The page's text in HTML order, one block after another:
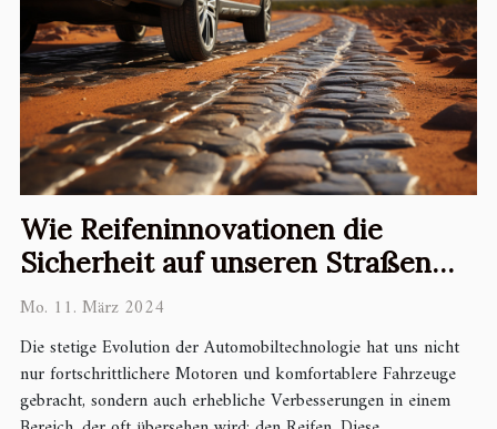
Wie Reifeninnovationen die
Sicherheit auf unseren Straßen
verbessern
Mo. 11. März 2024
Die stetige Evolution der Automobiltechnologie hat uns nicht
nur fortschrittlichere Motoren und komfortablere Fahrzeuge
gebracht, sondern auch erhebliche Verbesserungen in einem